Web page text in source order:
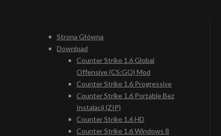
Strona Główna
Download
Counter Strike 1.6 Global
Offensive (CS:GO) Mod
Counter Strike 1.6 Progressive
Counter Strike 1.6 Portable Bez
Instalacji (ZIP)
Counter Strike 1.6 HD
Counter Strike 1.6 Windows 8